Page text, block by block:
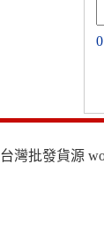
0
台灣批發貨源